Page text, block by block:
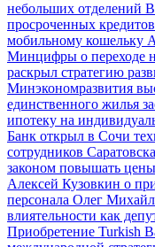
небольших отделений В
просроченных кредитов
мобильному кошельку
Минцифры о переходе
раскрыл стратегию
Минэкономразвития
единственного жилья
ипотеку на
Банк открыл в Сочи
сотрудников
законом повышать
Алексей Кузовкин о
персонала Олег
влиятельности как
Приобретение Turkish